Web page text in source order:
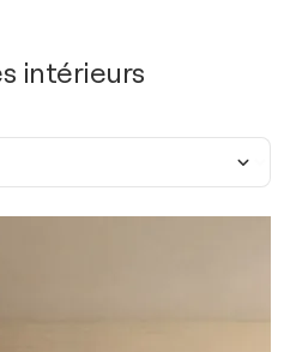
intérieurs